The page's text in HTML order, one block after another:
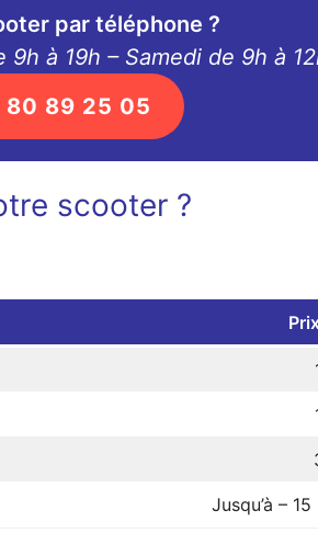
par téléphone ?
à 19h – Samedi de 9h à
89 25 05
scooter ?
Jusqu’à –